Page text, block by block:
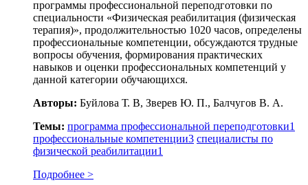
программы профессиональной переподготовки по
специальности «Физическая реабилитация (физическая
терапия)», продолжительностью 1020 часов, определены
профессиональные компетенции, обсуждаются трудные
вопросы обучения, формирования практических
навыков и оценки профессиональных компетенций у
данной категории обучающихся.
Авторы: Буйлова Т. В, Зверев Ю. П., Балчугов В. А.
Темы: программа профессиональной переподготовки1
профессиональные компетенции3 специалисты по
физической реабилитации1
Подробнее >